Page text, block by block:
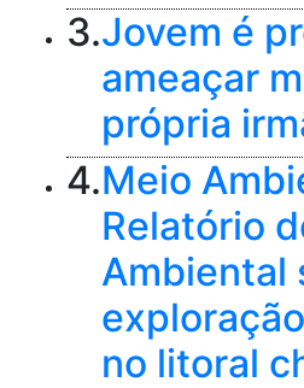
3.Jovem é
ameaçar
própria
4.Meio
Relatório
Ambiental
no litoral